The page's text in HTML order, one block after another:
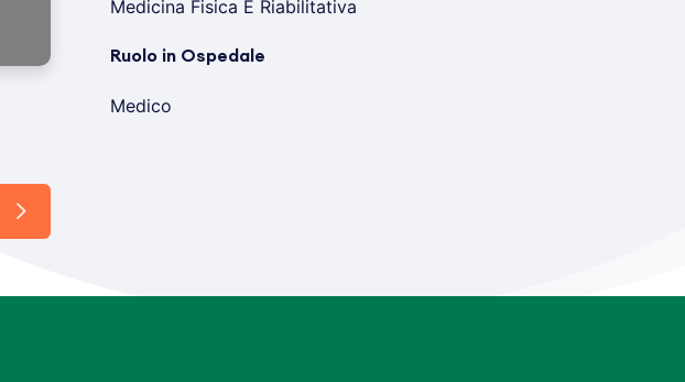
Medicina Fisica E Riabilitativa
Ruolo in Ospedale
Medico